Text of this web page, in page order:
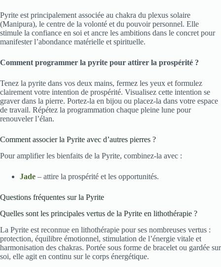
Pyrite est principalement associée au chakra du plexus solaire
(Manipura), le centre de la volonté et du pouvoir personnel. Elle
stimule la confiance en soi et ancre les ambitions dans le concret pour
manifester l’abondance matérielle et spirituelle.
Comment programmer la pyrite pour attirer la prospérité ?
Tenez la pyrite dans vos deux mains, fermez les yeux et formulez
clairement votre intention de prospérité. Visualisez cette intention se
graver dans la pierre. Portez-la en bijou ou placez-la dans votre espace
de travail. Répétez la programmation chaque pleine lune pour
renouveler l’élan.
Comment associer la Pyrite avec d’autres pierres ?
Pour amplifier les bienfaits de la Pyrite, combinez-la avec :
Jade – attire la prospérité et les opportunités.
Questions fréquentes sur la Pyrite
Quelles sont les principales vertus de la Pyrite en lithothérapie ?
La Pyrite est reconnue en lithothérapie pour ses nombreuses vertus :
protection, équilibre émotionnel, stimulation de l’énergie vitale et
harmonisation des chakras. Portée sous forme de bracelet ou gardée sur
soi, elle agit en continu sur le corps énergétique.